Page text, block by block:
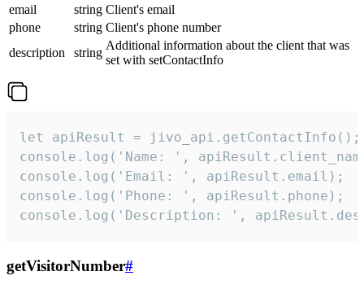
email
string Client's email
phone
string Client's phone number
description
string
Additional information about the client that was
set with setContactInfo
let apiResult = jivo_api.getContactInfo();
console.log('Name: ',
console.log('Email: ', apiResult.email);
console.log('Phone: ', apiResult.phone);
console.log('Description: ',
getVisitorNumber#